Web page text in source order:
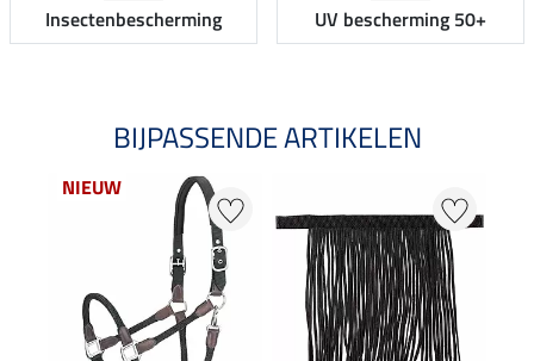
Insectenbescherming UV bescherming 50+
BIJPASSENDE ARTIKELEN
NIEUW